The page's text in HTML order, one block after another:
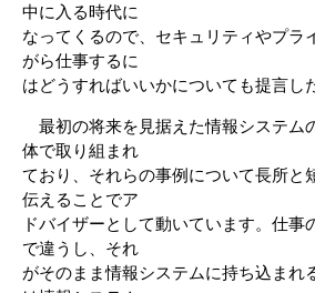
中に入る時代に
なってくるので、セキュリティやプラ
がら仕事するに
はどうすればいいかについても提言し
最初の将来を見据えた情報システム
体で取り組まれ
ており、それらの事例について長所と
伝えることでア
ドバイザーとして動いています。仕事
で違うし、それ
がそのまま情報システムに持ち込まれ